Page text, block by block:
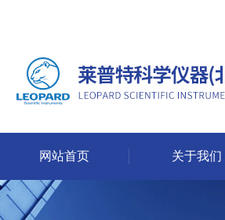
网站首页 关于我们